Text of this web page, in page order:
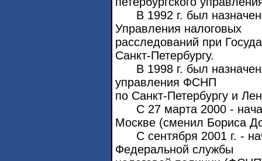
В 1992 г. был назначен
Управления налоговых
расследований при
Санкт-Петербургу.
В 1998 г. был назначен
управления ФСНП
по Санкт-Петербургу и
С 27 марта 2000 -
Москве (сменил Бориса
С сентября 2001 г. -
Федеральной службы